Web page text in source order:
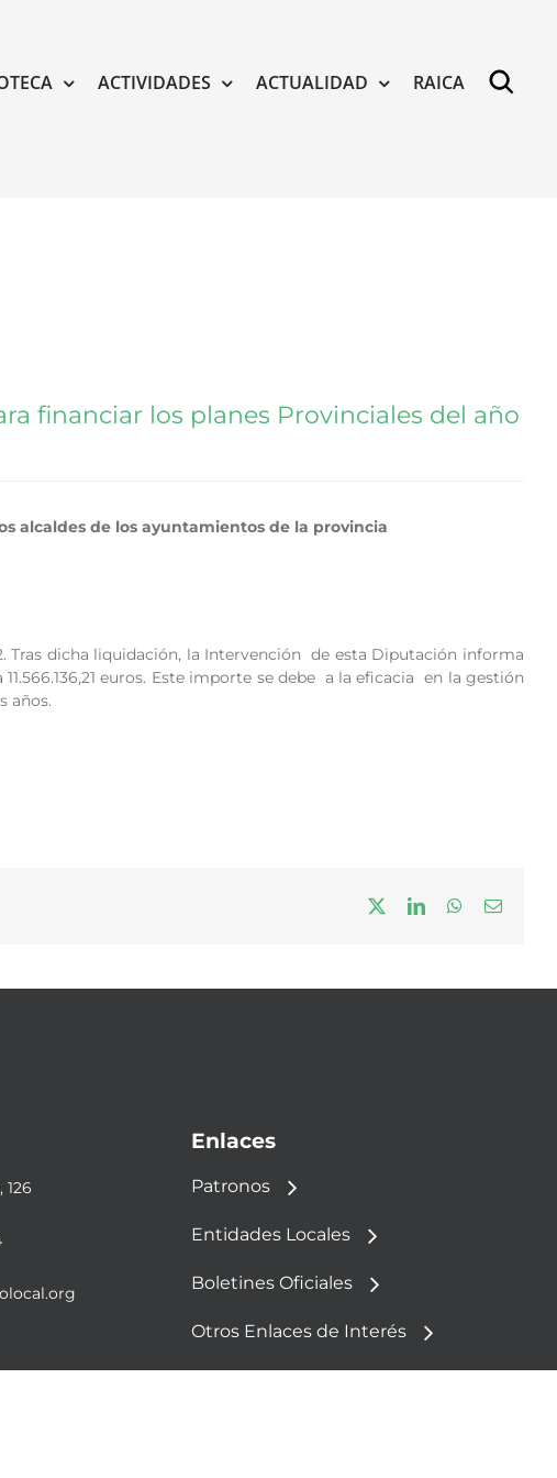
ACTIVIDADES ACTUALIDAD RAICA
financiar los planes Provinciales del año
alcaldes de los ayuntamientos de la provincia
Tras dicha liquidación, la Intervención de esta Diputación informa
euros. Este importe se debe a la eficacia en la gestión
años.
LinkedInWhatsApp
Correo
Enlaces
Patronos
Entidades Locales
Boletines Oficiales
Otros Enlaces de Interés